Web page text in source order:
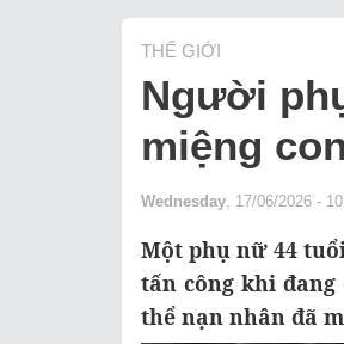
THẾ GIỚI
Người
miệng
Wednesday , 17/06/2026 -
Một phụ nữ 44
tấn công khi
thể nạn nhân đã